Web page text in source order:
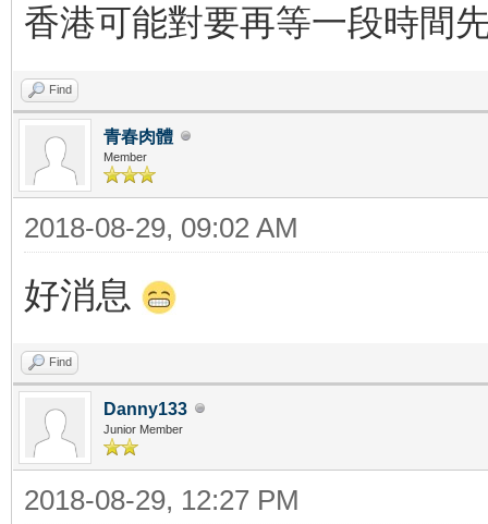
香港可能對要再等一段時間
Find
青春肉體
Member
2018-08-29, 09:02 AM
好消息
Find
Danny133
Junior Member
2018-08-29, 12:27 PM